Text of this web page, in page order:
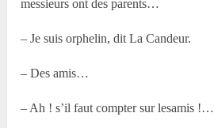
messieurs ont des parents…
– Je suis orphelin, dit La Candeur.
– Des amis…
– Ah ! s’il faut compter sur lesamis !…